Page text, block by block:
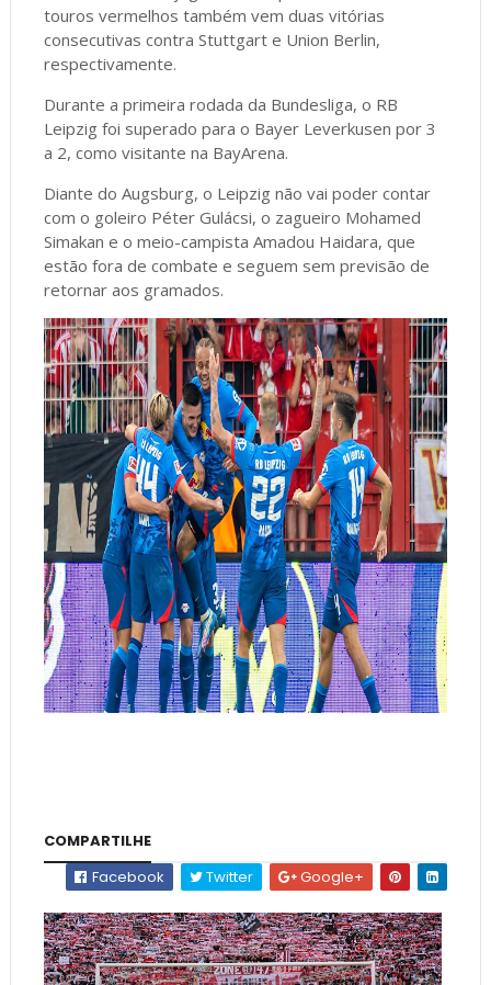
touros vermelhos também vem duas vitórias
consecutivas contra Stuttgart e Union Berlin,
respectivamente.
Durante a primeira rodada da Bundesliga, o RB
Leipzig foi superado para o Bayer Leverkusen por 3
a 2, como visitante na BayArena.
Diante do Augsburg, o Leipzig não vai poder contar
com o goleiro Péter Gulácsi, o zagueiro Mohamed
Simakan e o meio-campista Amadou Haidara, que
estão fora de combate e seguem sem previsão de
retornar aos gramados.
COMPARTILHE
Facebook
Twitter Google+